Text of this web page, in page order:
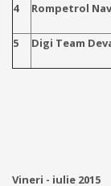
4 Rompetrol
5 Digi Team
Vineri - iulie 2015